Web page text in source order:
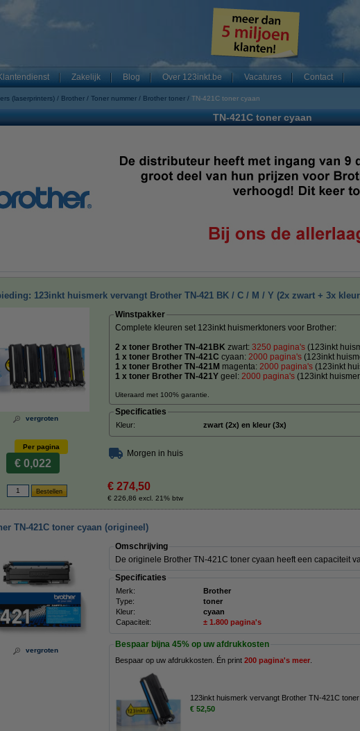
Zakelijk Blog Over 123inkt.be Vacatures Contact
(laserprinters) Brother Toner nummer Brother toner TN-421C toner cyaan
TN-421C toner cyaan
123inkt huismerk vervangt Brother TN-421 BK / C / M / Y (2x zwart + 3x
vergroten
Winstpakker
Complete kleuren set 123inkt huismerktoners voor Brother:
2 x toner Brother TN-421BK zwart: 3250 pagina's (123inkt
1 x toner Brother TN-421C cyaan: 2000 pagina's (123inkt
1 x toner Brother TN-421M magenta: 2000 pagina's (123inkt
1 x toner Brother TN-421Y geel: 2000 pagina's (123inkt
Uiteraard met 100% garantie.
Specificaties
Kleur: zwart (2x) en kleur (3x)
Per pagina
€ 0,022
Morgen in huis
€ 274,50
€ 226,86 excl. 21% btw
TN-421C toner cyaan (origineel)
vergroten
Omschrijving
De originele Brother TN-421C toner cyaan heeft een capaciteit
Specificaties
Merk: Brother
Type:
toner
Kleur:
cyaan
Capaciteit:
± 1.800 pagina's
Bespaar bijna 45% op uw afdrukkosten
Bespaar op uw afdrukkosten. Én print 200 pagina's meer
123inkt huismerk vervangt Brother TN-421C
€ 52,50